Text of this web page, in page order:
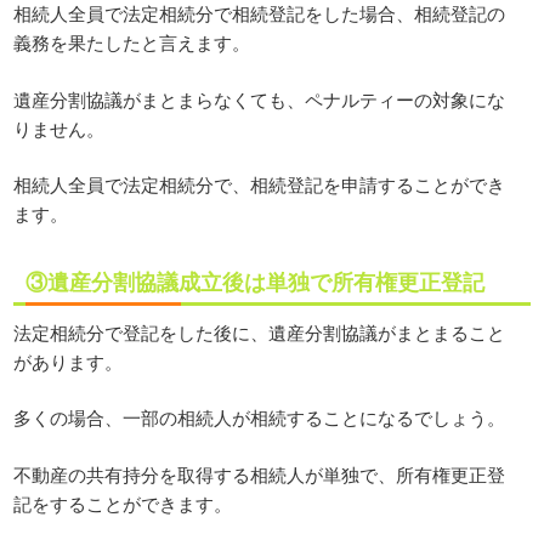
相続人全員で法定相続分で相続登記をした場合、相続登記の
義務を果たしたと言えます。
遺産分割協議がまとまらなくても、ペナルティーの対象にな
りません。
相続人全員で法定相続分で、相続登記を申請することができ
ます。
③遺産分割協議成立後は単独で所有権更正登記
法定相続分で登記をした後に、遺産分割協議がまとまること
があります。
多くの場合、一部の相続人が相続することになるでしょう。
不動産の共有持分を取得する相続人が単独で、所有権更正登
記をすることができます。